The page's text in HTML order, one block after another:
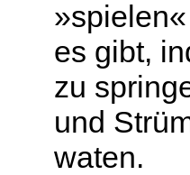
es gibt,
zu
und
waten.